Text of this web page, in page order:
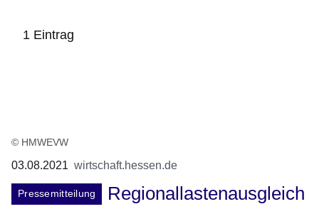
1 Eintrag
© HMWEVW
03.08.2021 wirtschaft.hessen.de
Pressemitteilung
Regionallastenausgleich